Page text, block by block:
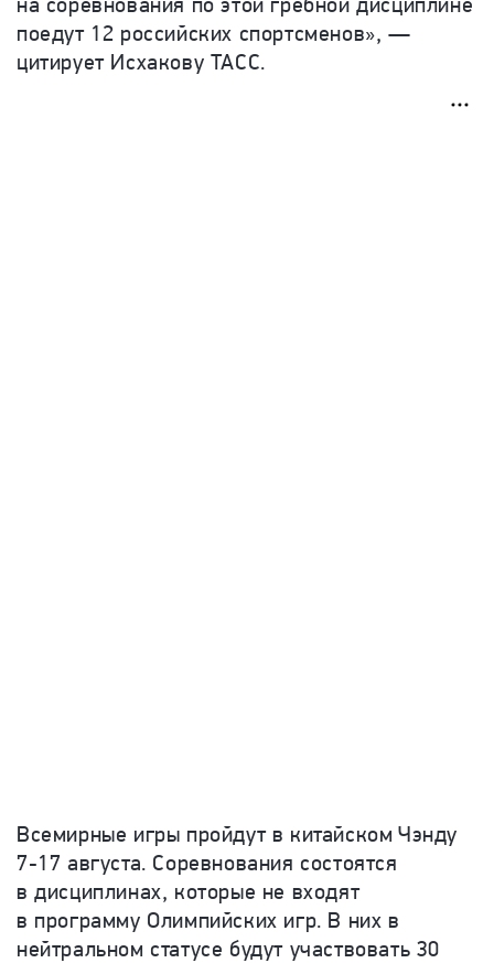
поедут 12 российских спортсменов»,—
цитирует Исхакову ТАСС.
Всемирные игры пройдут в китайском Чэнду
7-17 августа. Соревнования состоятся
в дисциплинах, которые не входят
в программу Олимпийских игр. В них в
нейтральном статусе будут участвовать 30